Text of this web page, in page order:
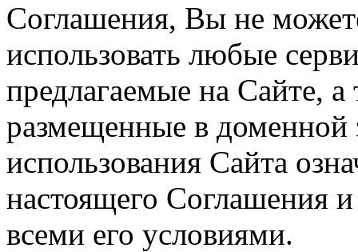
Соглашения, Вы не
использовать любые
предлагаемые на Сайте,
размещенные в доменной
использования Сайта
настоящего Соглашения
всеми его условиями.